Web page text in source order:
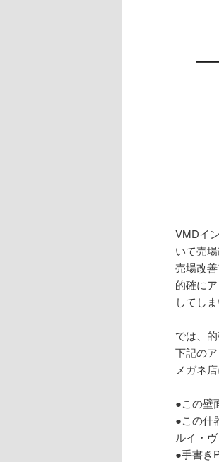
VMDイ
いて売
売場改
的確に
してしま
では、
下記の
メガネ
●この壁
●この什
ルイ・
●手書き